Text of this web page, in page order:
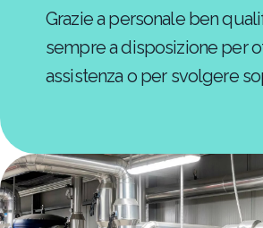
Grazie a personale ben
sempre a disposizione per
assistenza o per svolgere